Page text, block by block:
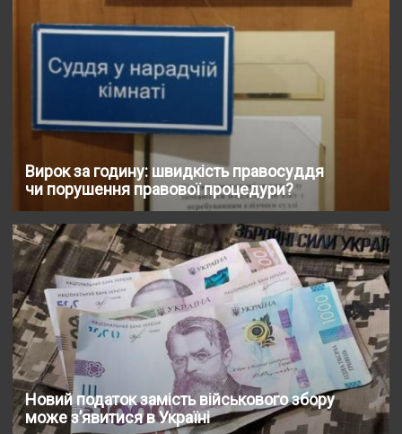
Вирок за годину: швидкість правосуддя
чи порушення правової процедури?
Новий податок замість військового збору
може з’явитися в Україні